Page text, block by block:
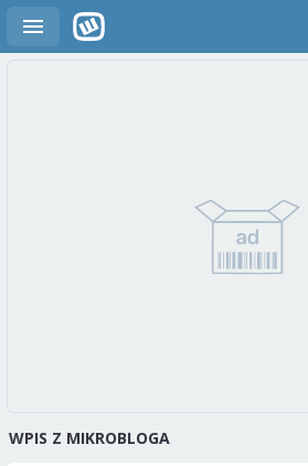
WPIS Z MIKROBLOGA